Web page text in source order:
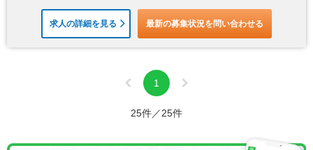
求人の詳細を見る 最新の募集状況を問い合わせる
1
25件／25件